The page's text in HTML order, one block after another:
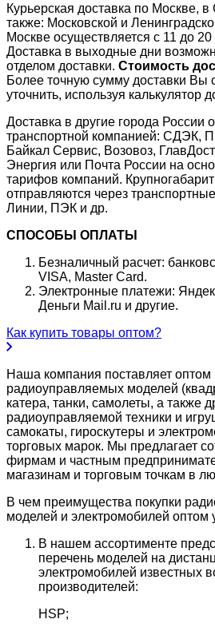
Курьерская доставка по Москве, в
также: Московской и
Москве осуществляется с 11 до
Доставка в выходные дни
отделом доставки. Стоимость
Более точную сумму доставки Вы
уточнить, используя калькулятор
Доставка в другие города России
транспортной компанией: СДЭК,
Байкал Сервис, Возовоз,
Энергия или Почта России на
тарифов компаний.
отправляются через
Линии, ПЭК и др.
СПОСОБЫ ОПЛАТЫ
Безналичный расчет:
VISA, Master Card.
Электронные платежи:
Деньги Mail.ru и другие.
Как купить товары оптом?
Наша компания поставляет оптом
радиоуправляемых моделей
катера, танки, самолеты, а также
радиоуправляемой техники и
самокаты, гироскутеры и
торговых марок. Мы предлагает
фирмам и частным
магазинам и торговым точкам в
В чем преимущества покупки
моделей и электромобилей оптом
В нашем ассортименте
перечень моделей на
электромобилей известных
производителей:
HSP;